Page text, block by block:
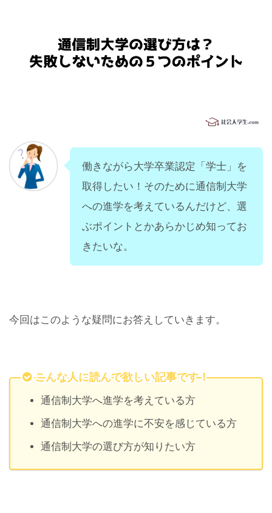
働きながら大学卒業認定「学士」を
取得したい！そのために通信制大学
への進学を考えているんだけど、選
ぶポイントとかあらかじめ知ってお
きたいな。
今回はこのような疑問にお答えしていきます。
こんな人に読んで欲しい記事です！
通信制大学へ進学を考えている方
通信制大学への進学に不安を感じている方
通信制大学の選び方が知りたい方